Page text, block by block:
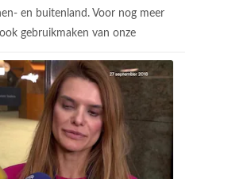
en buitenland. Voor nog meer
gebruikmaken van onze